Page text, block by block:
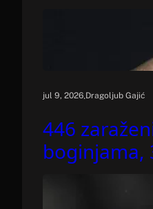
jul 9, 2026.Dragoljub Gajić
446
boginjama,